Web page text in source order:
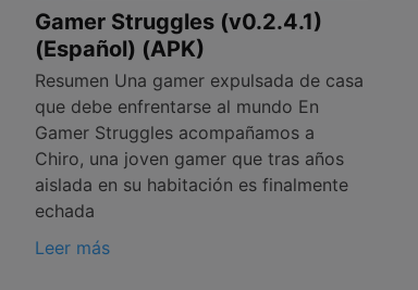
Gamer Struggles (v0.2.4.1)
(Español) (APK)
Resumen Una gamer expulsada de casa
que debe enfrentarse al mundo En
Gamer Struggles acompañamos a
Chiro, una joven gamer que tras años
aislada en su habitación es finalmente
echada
Leer más